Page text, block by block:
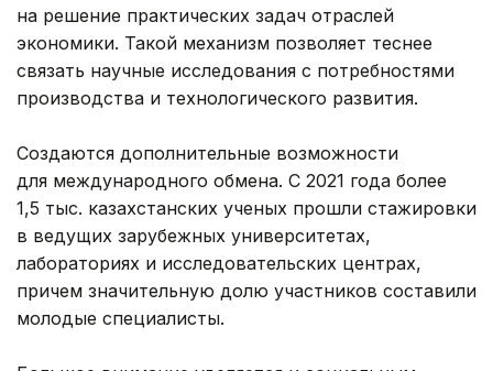
на решение практических задач отраслей
экономики. Такой механизм позволяет теснее
связать научные исследования с потребностями
производства и технологического развития.
Создаются дополнительные возможности
для международного обмена. С 2021 года более
1,5 тыс. казахстанских ученых прошли стажировки
в ведущих зарубежных университетах,
лабораториях и исследовательских центрах,
причем значительную долю участников составили
молодые специалисты.